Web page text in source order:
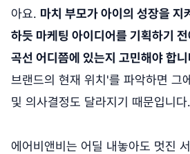
아요. 마치 부모가 아이의 성장을 지
하듯 마케팅 아이디어를 기획하기
곡선 어디쯤에 있는지 고민해야 합
브랜드의 현재 위치'를 파악하면 그
및 의사결정도 달라지기 때문입니다.
에어비앤비는 어딜 내놓아도 멋진